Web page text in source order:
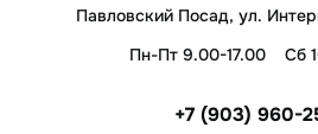
Павловский Посад, ул.
Пн-Пт 9.00-17.00
Сб
+7 (903) 960-